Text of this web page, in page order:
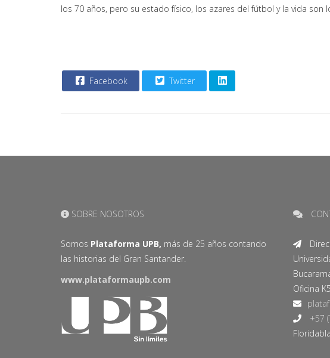
los 70 años, pero su estado físico, los azares del fútbol y la vida son
Facebook Twitter
SOBRE NOSOTROS
Somos Plataforma UPB, más de 25 años contando
las historias del Gran Santander.
www.plataformaupb.com
Oficina
+57